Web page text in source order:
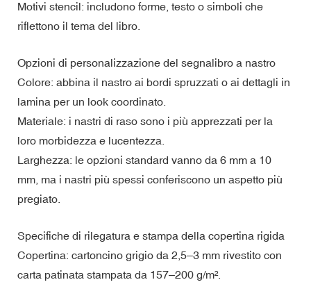
Motivi stencil: includono forme, testo o simboli che
riflettono il tema del libro.
Opzioni di personalizzazione del segnalibro a nastro
Colore: abbina il nastro ai bordi spruzzati o ai dettagli in
lamina per un look coordinato.
Materiale: i nastri di raso sono i più apprezzati per la
loro morbidezza e lucentezza.
Larghezza: le opzioni standard vanno da 6 mm a 10
mm, ma i nastri più spessi conferiscono un aspetto più
pregiato.
Specifiche di rilegatura e stampa della copertina rigida
Copertina: cartoncino grigio da 2,5–3 mm rivestito con
carta patinata stampata da 157–200 g/m².